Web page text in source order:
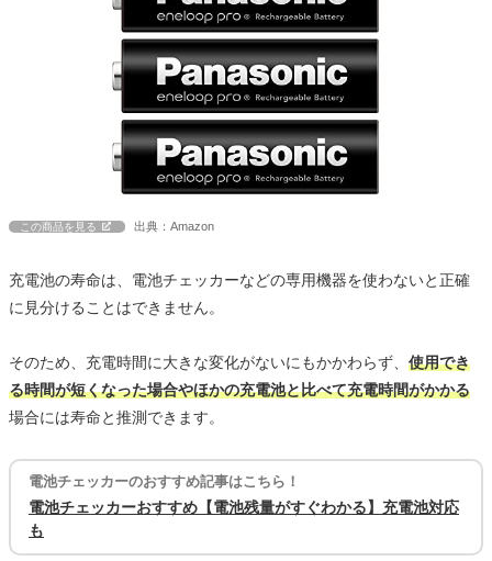
この商品を見る 出典：Amazon
充電池の寿命は、電池チェッカーなどの専用機器を使わないと正確
に見分けることはできません。
そのため、充電時間に大きな変化がないにもかかわらず、 使用でき
る時間が短くなった場合やほかの充電池と比べて充電時間がかかる
場合には寿命と推測できます。
電池チェッカーのおすすめ記事はこちら！
電池チェッカーおすすめ【電池残量がすぐわかる】充電池対応
も